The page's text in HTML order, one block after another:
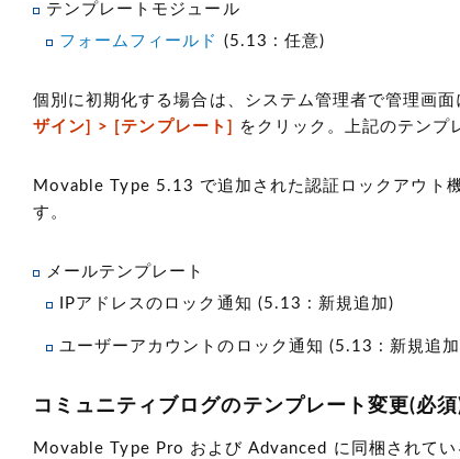
テンプレートモジュール
フォームフィールド (5.13 : 任意)
個別に初期化する場合は、システム管理者で管理画
ザイン] > [テンプレート]
をクリック。上記のテンプ
Movable Type 5.13 で追加された認証ロックアウト
す。
メールテンプレート
IPアドレスのロック通知 (5.13 : 新規追加)
ユーザーアカウントのロック通知 (5.13 : 新規追
コミュニティブログのテンプレート変更(必須
Movable Type Pro および Advanced に同梱されて